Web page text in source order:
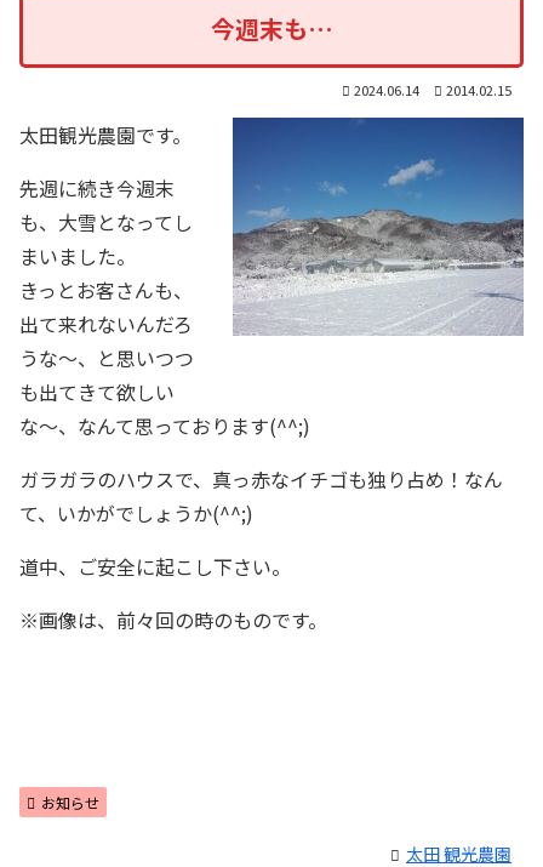
今週末も…
2024.06.14 2014.02.15
太田観光農園です。
先週に続き今週末
も、大雪となってし
まいました。
きっとお客さんも、
出て来れないんだろ
うな〜、と思いつつ
も出てきて欲しい
な〜、なんて思っております(^^;)
ガラガラのハウスで、真っ赤なイチゴも独り占め！なん
て、いかがでしょうか(^^;)
道中、ご安全に起こし下さい。
※画像は、前々回の時のものです。
お知らせ
太田 観光農園